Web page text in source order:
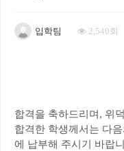
입학팀 2,540회
합격을 축하드리며 , 위
합격한 학생께서는 다
에 납부해 주시기 바랍